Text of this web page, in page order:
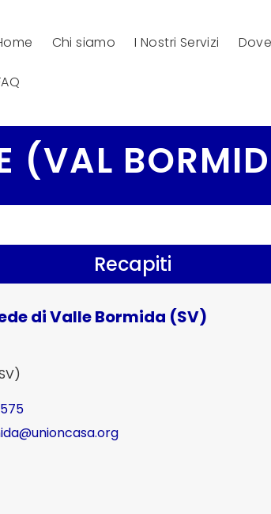
Chi siamo I Nostri Servizi
(VAL
Recapiti
di Valle Bormida (SV)